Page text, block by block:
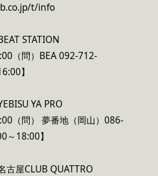
t/info
STATION
（問）BEA 092-712-
】
YA PRO
（問） 夢番地（岡山）086-
～18:00】
古屋CLUB QUATTRO